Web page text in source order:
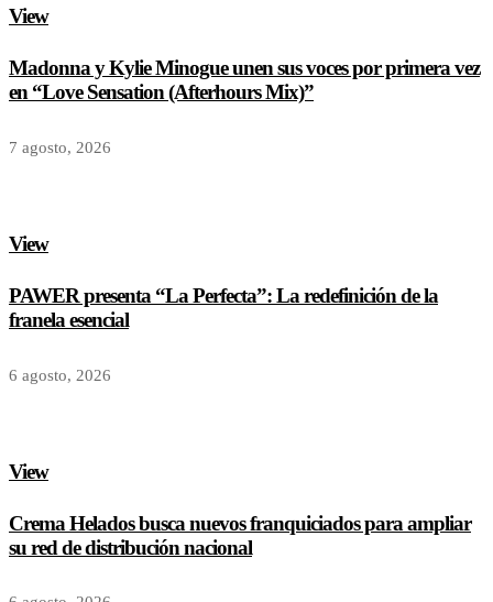
View
Madonna y Kylie Minogue unen sus voces por primera vez
en “Love Sensation (Afterhours Mix)”
7 agosto, 2026
View
PAWER presenta “La Perfecta”: La redefinición de la
franela esencial
6 agosto, 2026
View
Crema Helados busca nuevos franquiciados para ampliar
su red de distribución nacional